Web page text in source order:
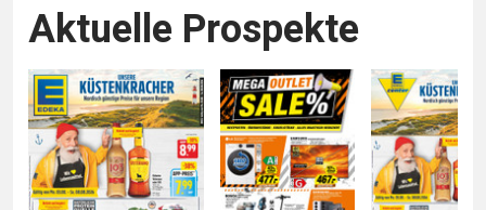
Aktuelle Prospekte